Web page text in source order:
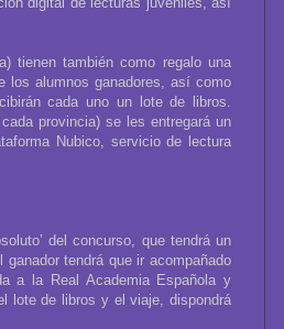
tienen también como regalo una
los alumnos ganadores, así como
cada uno un lote de libros.
provincia) se les entregará un
Nubico, servicio de lectura
del concurso, que tendrá un
tendrá que ir acompañado
a la Real Academia Española y
lote de libros y el viaje, dispondrá